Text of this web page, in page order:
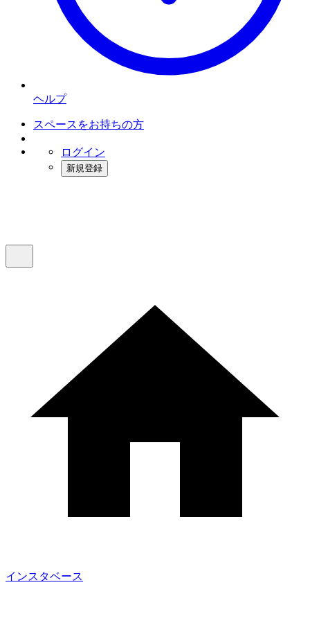
ヘルプ
スペースをお持ちの方
ログイン
新規登録
インスタベース